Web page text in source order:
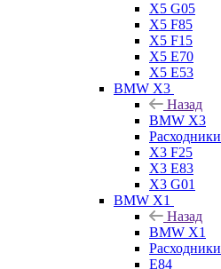
X5 G05
X5 F85
X5 F15
X5 E70
X5 E53
BMW X3
Назад
BMW X3
X3 F25
X3 E83
X3 G01
BMW X1
Назад
BMW X1
E84